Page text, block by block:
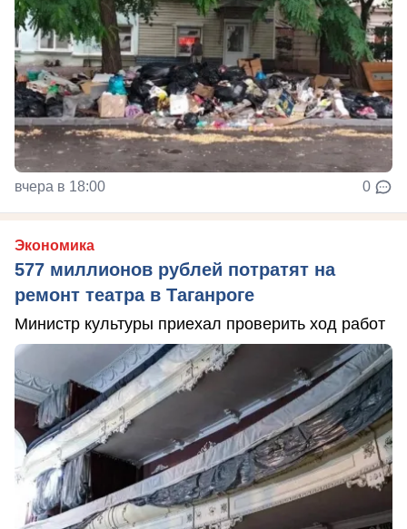
вчера в 18:00 0
Экономика
577 миллионов рублей потратят на
ремонт театра в Таганроге
Министр культуры приехал проверить ход работ